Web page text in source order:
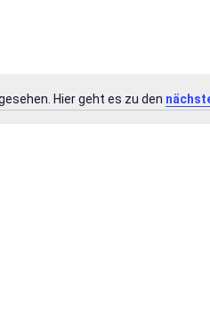
Hinweis
Hier geht es zu den